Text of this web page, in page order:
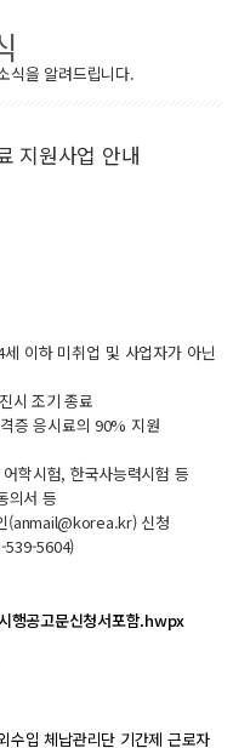
식을 알려드립니다.
지원사업 안내
이하 미취업 및 사업자가 아닌
시 조기 종료
증 응시료의 90% 지원
학시험, 한국사능력시험 등
의서 등
(anmail@korea.kr) 신청
539-5604)
행공고문신청서포함.hwpx
수입 체납관리단 기간제 근로자